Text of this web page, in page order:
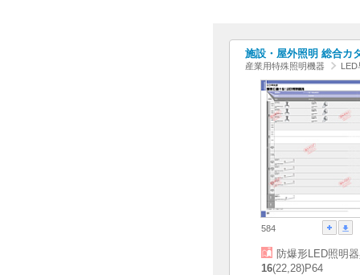
施設・屋外照明 総合カ
産業用特殊照明機器 LED
584
防爆形LED照明
16(22,28)P64